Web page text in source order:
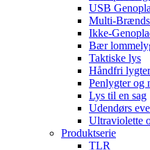
USB
Multi-
Ikke-
Bær
Taktiske lys
Håndfri lygter
Penlygter og
Lys til en sag
Udendørs
Ultraviolette
Produktserie
TLR